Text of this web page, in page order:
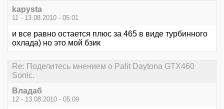
kapysta
11 - 13.08.2010 - 05:01
и все равно остается плюс за 465 в виде турбинного
охлада) но это мой бзик
Re: Поделитесь мнением о Palit Daytona GTX460
Sonic.
Владаб
12 - 13.08.2010 - 05:09